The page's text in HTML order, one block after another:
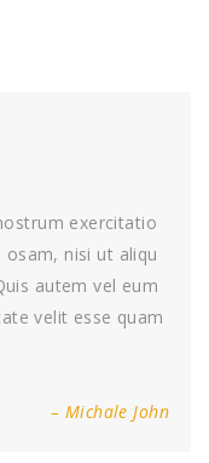
exercitatio
nisi ut aliqu
autem vel eum
velit esse quam
– Michale John